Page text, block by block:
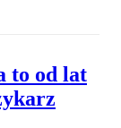
to od lat